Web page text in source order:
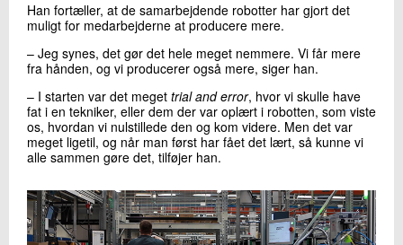
Han fortæller, at de samarbejdende robotter har gjort det
muligt for medarbejderne at producere mere.
– Jeg synes, det gør det hele meget nemmere. Vi får mere
fra hånden, og vi producerer også mere, siger han.
– I starten var det meget trial and error, hvor vi skulle have
fat i en tekniker, eller dem der var oplært i robotten, som viste
os, hvordan vi nulstillede den og kom videre. Men det var
meget ligetil, og når man først har fået det lært, så kunne vi
alle sammen gøre det, tilføjer han.